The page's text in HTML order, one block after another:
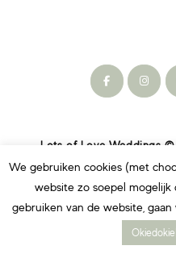
Lots of Love Weddings ©
We gebruiken cookies (met
website zo soepel
gebruiken van de website,
Okiedokie!